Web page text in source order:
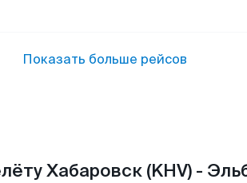
Показать больше рейсов
Хабаровск (KHV) -